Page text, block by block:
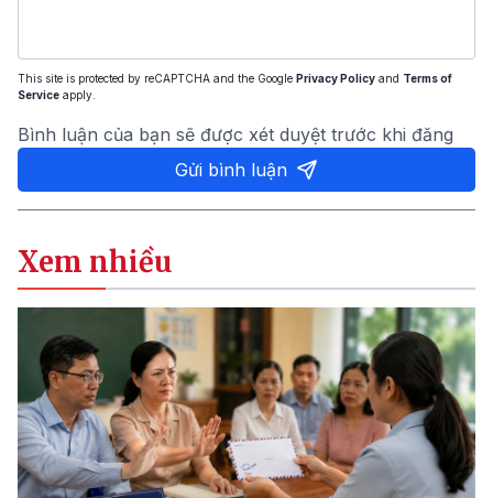
This site is protected by reCAPTCHA and the Google Privacy Policy and Terms of
Service apply.
Bình luận của bạn sẽ được xét duyệt trước khi đăng
Gửi bình luận
Xem nhiều